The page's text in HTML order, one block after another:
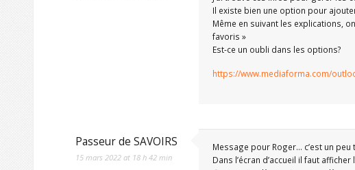
Il existe bien une option pour
Même en suivant les explications,
favoris »
Est-ce un oubli dans les options?
https://www.mediaforma.com/
Passeur de SAVOIRS
15 mars 2022 at 18 h 42 min
Message pour Roger… c’est un
Dans l’écran d’accueil il faut